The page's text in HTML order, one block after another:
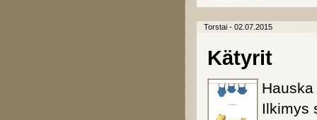
Torstai - 02.07.2015
Kätyrit
Ilkimys